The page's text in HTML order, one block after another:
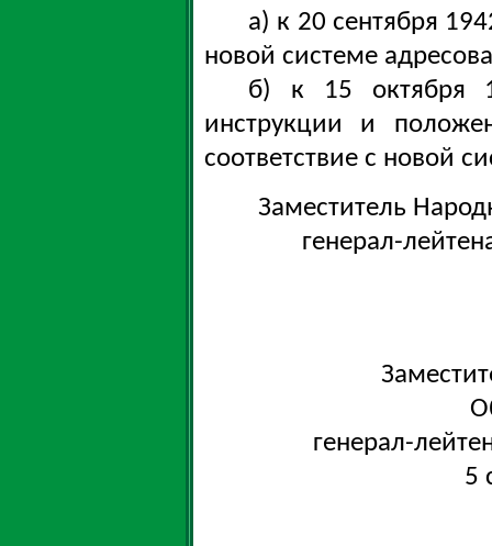
а) к 20 сентября
новой системе
б) к 15 октября
инструкции и
соответствие с новой
Заместитель
генерал-
генерал-
5